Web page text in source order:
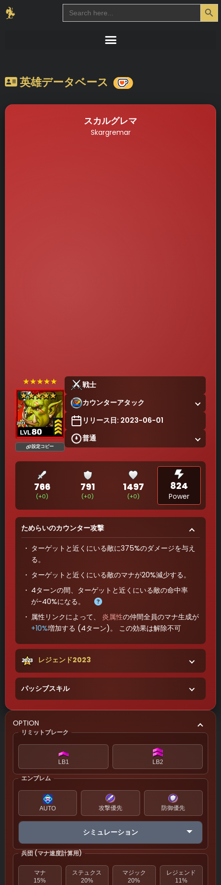
Search
for:
Search Button
英雄データベース
スカルグレマ
Skargremar
★★★★★
設定コピー
戦士
カウンターアタック
リリース日: 2023-06-01
普通
766
(+0)
791
(+0)
1497
(+0)
824
Power
ためらいのカウンター攻撃
ターゲットと近くにいる敵に375%のダメージを与え
る。
ターゲットと近くにいる敵のマナが20%減少する。
4ターンの間、ターゲットと近くにいる敵の命中率
が-40%になる。
属性リンクによって、炎属性の仲間全員のマナ生成が
+10%増加する (4ターン)。 この効果は解除不可
レジェンド2023
パッシブスキル
OPTION
リミットブレーク
LB1 LB2
エンブレム
AUTO 攻撃優先 防御優先
シミュレーション
兵団 (マナ速度計算用)
マナ
15%
ステュクス
20%
マジック
20%
レジェンド
11%